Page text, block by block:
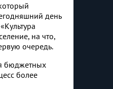
день
на что,
очередь.
бюджетных
более